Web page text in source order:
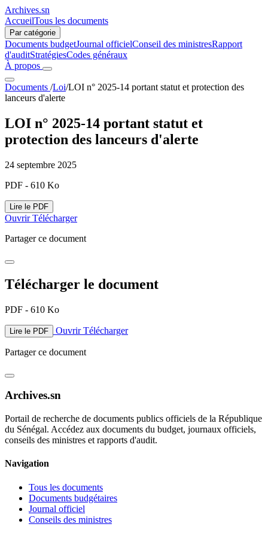
Archives.sn
AccueilTous les documents
Par catégorie
Documents budgetJournal officielConseil des ministresRapport
d'auditStratégiesCodes généraux
À propos
Documents /Loi/LOI n° 2025-14 portant statut et protection des
lanceurs d'alerte
LOI n° 2025-14 portant statut et
protection des lanceurs d'alerte
24 septembre 2025
PDF - 610 Ko
Lire le PDF
OuvrirTélécharger
Partager ce document
Télécharger le document
PDF - 610 Ko
Lire le PDF OuvrirTélécharger
Partager ce document
Archives.sn
Portail de recherche de documents publics officiels de la République
du Sénégal. Accédez aux documents du budget, journaux officiels,
conseils des ministres et rapports d'audit.
Navigation
Tous les documents
Documents budgétaires
Journal officiel
Conseils des ministres